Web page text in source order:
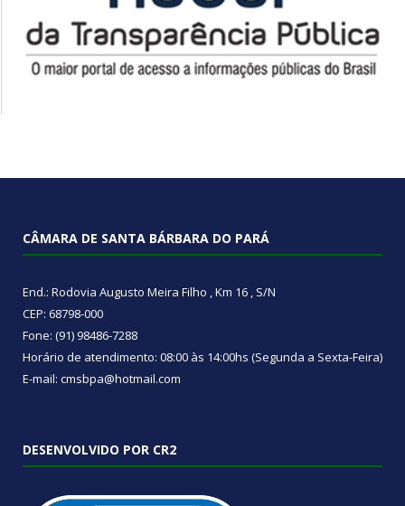
CÂMARA DE SANTA BÁRBARA DO PARÁ
End.: Rodovia Augusto Meira Filho , Km 16 , S/N
CEP: 68798-000
Fone: (91) 98486-7288
Horário de atendimento: 08:00 às 14:00hs (Segunda a Sexta-Feira)
E-mail: cmsbpa@hotmail.com
DESENVOLVIDO POR CR2